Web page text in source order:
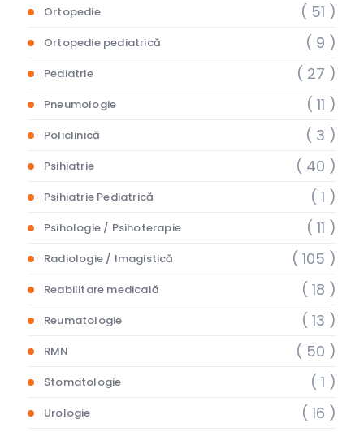
Ortopedie ( 51 )
Ortopedie pediatrică ( 9 )
Pediatrie ( 27 )
Pneumologie ( 11 )
Policlinică ( 3 )
Psihiatrie ( 40 )
Psihiatrie Pediatrică ( 1 )
Psihologie / Psihoterapie ( 11 )
Radiologie / Imagistică ( 105 )
Reabilitare medicală ( 18 )
Reumatologie ( 13 )
RMN ( 50 )
Stomatologie ( 1 )
Urologie ( 16 )